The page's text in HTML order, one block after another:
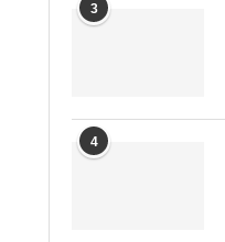
3
4